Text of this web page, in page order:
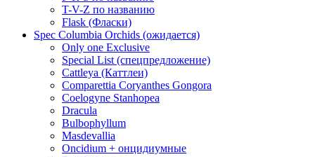
T-V-Z по названию
Flask (Фласки)
Spec Columbia Orchids (ожидается)
Only one Exclusive
Special List (спецпредложение)
Cattleya (Каттлеи)
Comparettia Coryanthes Gongora
Coelogyne Stanhopea
Dracula
Bulbophyllum
Masdevallia
Oncidium + онцидиумные